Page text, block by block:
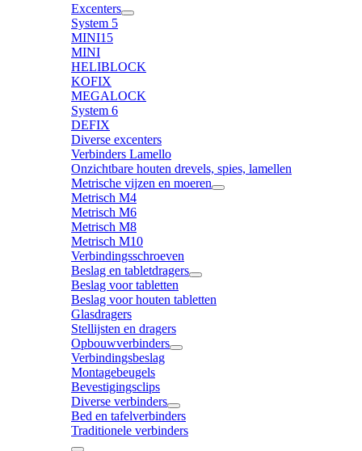
Excenters
System 5
MINI15
MINI
HELIBLOCK
KOFIX
MEGALOCK
System 6
DEFIX
Diverse excenters
Verbinders Lamello
Onzichtbare houten drevels, spies, lamellen
Metrische vijzen en moeren
Metrisch M4
Metrisch M6
Metrisch M8
Metrisch M10
Verbindingsschroeven
Beslag en tabletdragers
Beslag voor tabletten
Beslag voor houten tabletten
Glasdragers
Stellijsten en dragers
Opbouwverbinders
Verbindingsbeslag
Montagebeugels
Bevestigingsclips
Diverse verbinders
Bed en tafelverbinders
Traditionele verbinders